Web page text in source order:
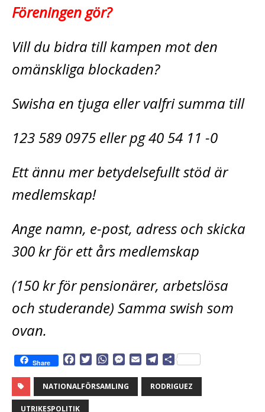
Föreningen gör?
Vill du bidra till kampen mot den
omänskliga blockaden?
Swisha en tjuga eller valfri summa till
123 589 0975 eller pg 40 54 11 -0
Ett ännu mer betydelsefullt stöd är
medlemskap!
Ange namn, e-post, adress och skicka
300 kr för ett års medlemskap
(150 kr för pensionärer, arbetslösa
och studerande) Samma swish som
ovan.
Share
c
e
b
i
t
W
a
t
M
s
s
i
l
e
D
l
a
NATIONALFÖRSAMLING RODRIGUEZ
UTRIKESPOLITIK